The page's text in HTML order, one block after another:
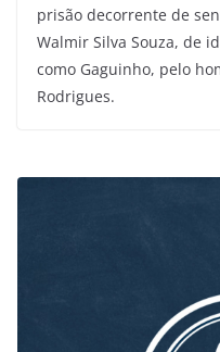
prisão decorrente de
Walmir Silva Souza, de
como Gaguinho, pelo
Rodrigues.